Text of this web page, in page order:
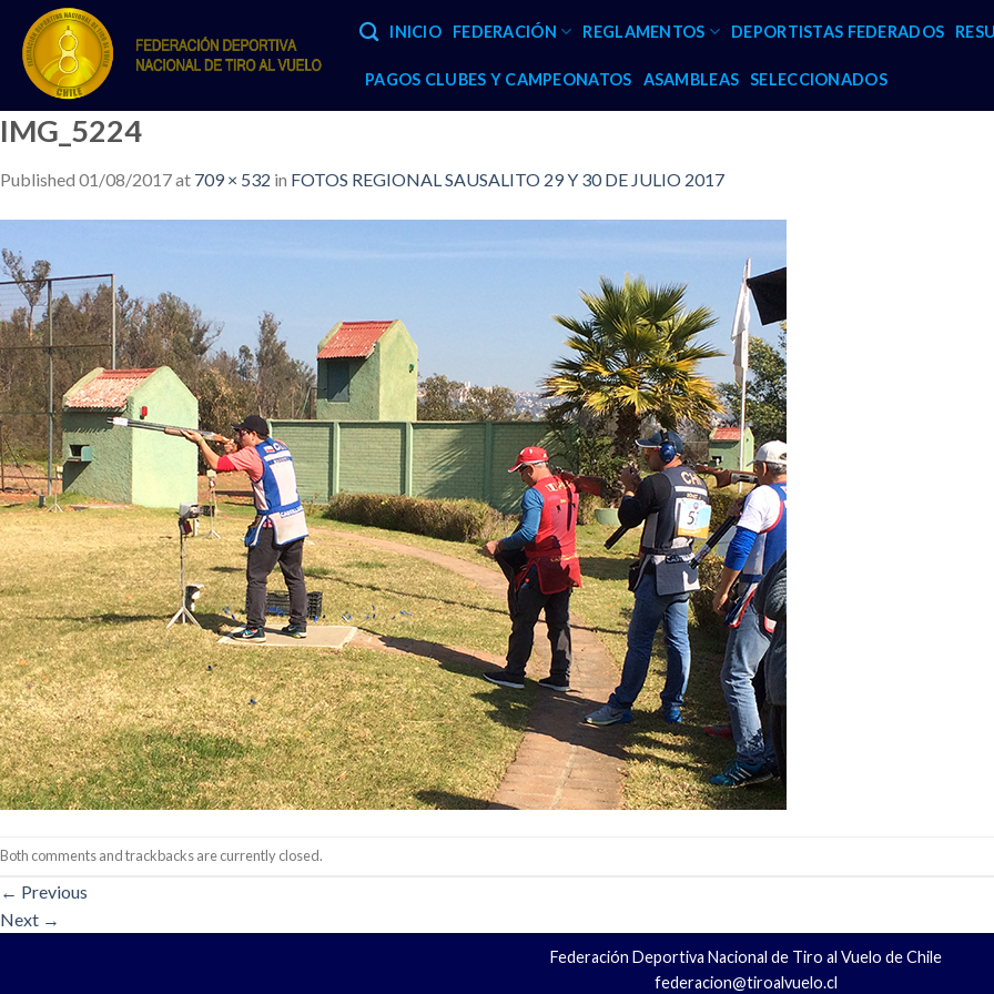
content
INICIO FEDERACIÓN REGLAMENTOS DEPORTISTAS FEDERADOS
PAGOS CLUBES Y CAMPEONATOS ASAMBLEAS SELECCIONADOS
IMG_5224
Published 01/08/2017at 709 × 532 in FOTOS REGIONAL SAUSALITO 29 Y 30 DE JULIO 2017
Both comments and trackbacks are currently closed.
← Previous
Next →
Federación Deportiva Nacional de Tiro al Vuelo de Chile
federacion@tiroalvuelo.cl